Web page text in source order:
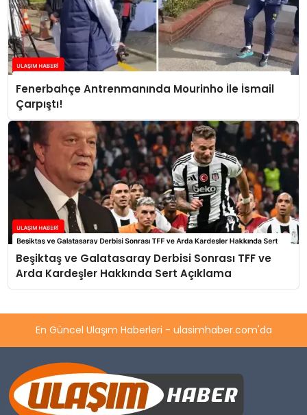
Fenerbahçe Antrenmanında Mourinho İle İsmail
Çarpıştı!
Beşiktaş ve Galatasaray Derbisi Sonrası TFF ve
Arda Kardeşler Hakkında Sert Açıklama
En Güncel Ulaşım Haberleri - ulasimhaber.com'da